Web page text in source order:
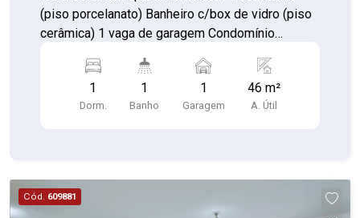
(piso porcelanato) Banheiro c/box de vidro (piso
cerâmica) 1 vaga de garagem Condomínio
academia, solarium bar, PetCare, home Office,
piscina, churrasqueira e bicicletário.
1
Dorm.
1
Banho
1
Garagem
46 m²
A. Útil
Cód. 609881